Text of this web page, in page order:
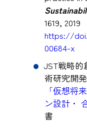
1619, 2019
https://
00684-x
JST戦略
術研究開
「仮想将
ン設計・
書